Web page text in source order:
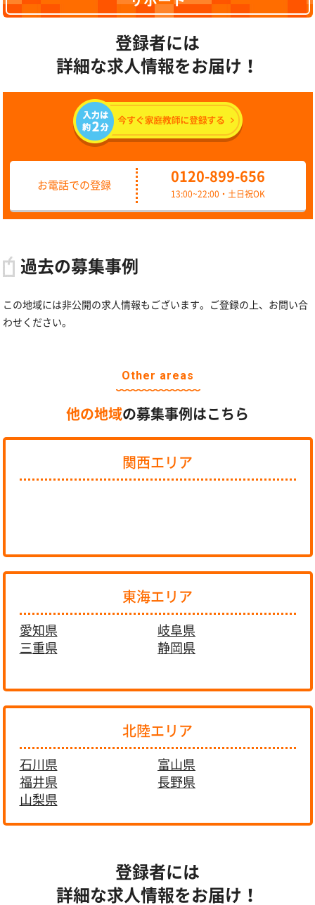
登録者には
詳細な求人情報をお届け！
お電話での登録
0120-899-656
13:00~22:00・土日祝OK
過去の募集事例
この地域には非公開の求人情報もございます。ご登録の上、お問い合
わせください。
Other areas
他の地域の募集事例はこちら
関西エリア
東海エリア
愛知県
岐阜県
三重県
静岡県
北陸エリア
石川県
富山県
福井県
長野県
山梨県
登録者には
詳細な求人情報をお届け！